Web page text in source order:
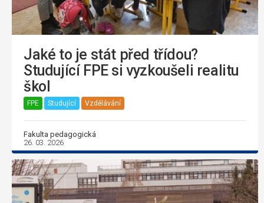
Jaké to je stát před třídou?
Studující FPE si vyzkoušeli realitu
škol
FPE Studující Vzdělávání
Fakulta pedagogická
26. 03. 2026